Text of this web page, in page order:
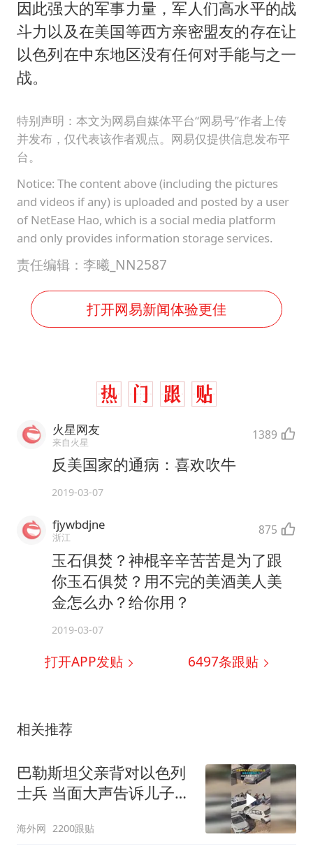
因此强大的军事力量，军人们高水平的战
斗力以及在美国等西方亲密盟友的存在让
以色列在中东地区没有任何对手能与之一
战。
特别声明：本文为网易自媒体平台“网易号”作者上传
并发布，仅代表该作者观点。网易仅提供信息发布平
台。
Notice: The content above (including the pictures
and videos if any) is uploaded and posted by a user
of NetEase Hao, which is a social media platform
and only provides information storage services.
责任编辑：李曦_NN2587
打开网易新闻体验更佳
火星网友
来自火星 1389
反美国家的通病：喜欢吹牛
2019-03-07
fjywbdjne
浙江 875
玉石俱焚？神棍辛辛苦苦是为了跟
你玉石俱焚？用不完的美酒美人美
金怎么办？给你用？
2019-03-07
打开APP发贴 6497条跟贴
相关推荐
巴勒斯坦父亲背对以色列
士兵 当面大声告诉儿子：
海外网 2200跟贴